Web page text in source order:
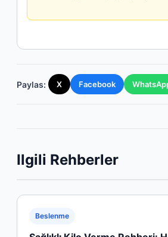
Paylas: X Facebook
Ilgili Rehberler
Beslenme